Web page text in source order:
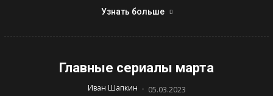
Узнать больше
Главные сериалы марта
Иван Шапкин - 05.03.2023